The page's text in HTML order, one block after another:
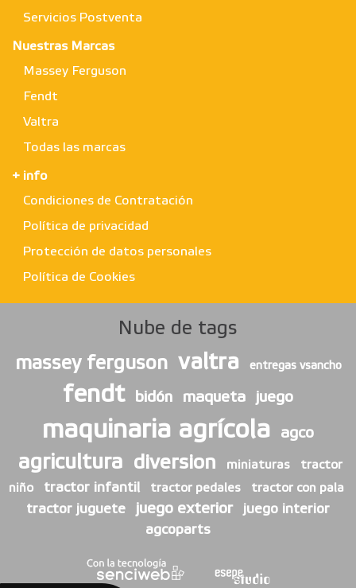
Servicios Postventa
Nuestras Marcas
Massey Ferguson
Fendt
Valtra
Todas las marcas
+ info
Condiciones de Contratación
Política de privacidad
Protección de datos personales
Política de Cookies
Nube de tags
massey ferguson
valtra entregas vsancho
fendt bidón maqueta juego
maquinaria agrícola agco
agricultura diversion miniaturas tractor
niño tractor infantil tractor pedales tractor con pala
tractor juguete juego exterior
juego interior
agcoparts